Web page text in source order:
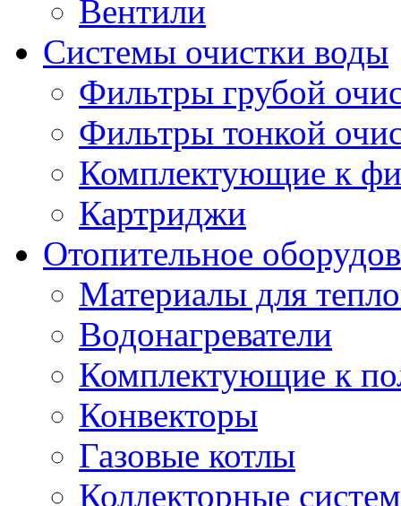
Вентили
Системы очистки воды
Фильтры грубой
Фильтры тонкой
Комплектующие к
Картриджи
Отопительное
Материалы для
Водонагреватели
Комплектующие к
Конвекторы
Газовые котлы
Коллекторные